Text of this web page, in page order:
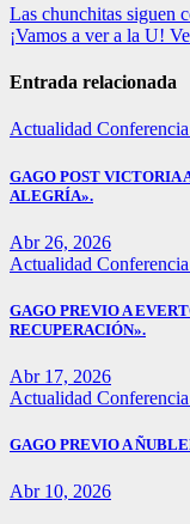
Navegación
de
entradas
Las chunchitas siguen
¡Vamos a ver a la U!
Entrada relacionada
Actualidad
GAGO POST VICTORIA
ALEGRÍA».
Abr 26, 2026
Actualidad
GAGO PREVIO A
RECUPERACIÓN».
Abr 17, 2026
Actualidad
GAGO PREVIO A
Abr 10, 2026